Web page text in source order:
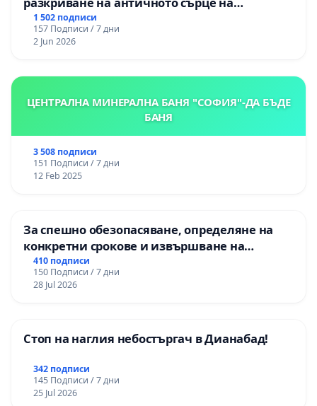
Могиланската могила във Враца
1 502 подписи
157 Подписи / 7 дни
2 Jun 2026
ЦЕНТРАЛНА МИНЕРАЛНА БАНЯ "СОФИЯ"-ДА БЪДЕ
БАНЯ
3 508 подписи
151 Подписи / 7 дни
12 Feb 2025
За спешно обезопасяване, определяне на
конкретни срокове и извършване на
цялостна рехабилитация на
републиканския път между пътен възел АМ
„Тракия“ - гр. Ихтиман - с. Мирово - к.к.
410 подписи
150 Подписи / 7 дни
28 Jul 2026
Стоп на наглия небостъргач в Дианабад!
342 подписи
145 Подписи / 7 дни
25 Jul 2026